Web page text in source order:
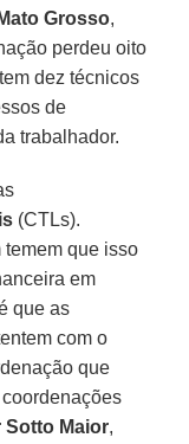
Mato Grosso,
perdeu oito
dez técnicos
de
trabalhador.
(CTLs).
que isso
em
que as
com o
que
Sotto Maior,